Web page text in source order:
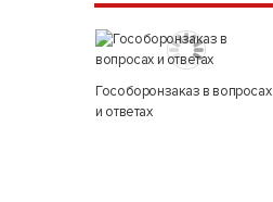
Гособоронзаказ в вопросах
и ответах